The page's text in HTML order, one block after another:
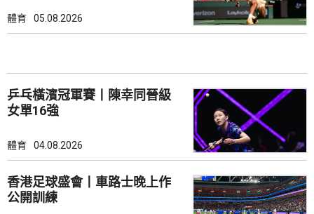
體育 05.08.2026
乒乓橫濱冠軍賽丨陳幸同晉級
女單16強
體育 04.08.2026
香港足球盛會丨車路士晚上作
公開訓練